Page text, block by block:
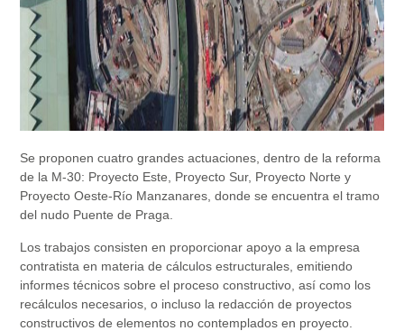
Se proponen cuatro grandes actuaciones, dentro de la reforma
de la M-30: Proyecto Este, Proyecto Sur, Proyecto Norte y
Proyecto Oeste-Río Manzanares, donde se encuentra el tramo
del nudo Puente de Praga.
Los trabajos consisten en proporcionar apoyo a la empresa
contratista en materia de cálculos estructurales, emitiendo
informes técnicos sobre el proceso constructivo, así como los
recálculos necesarios, o incluso la redacción de proyectos
constructivos de elementos no contemplados en proyecto.